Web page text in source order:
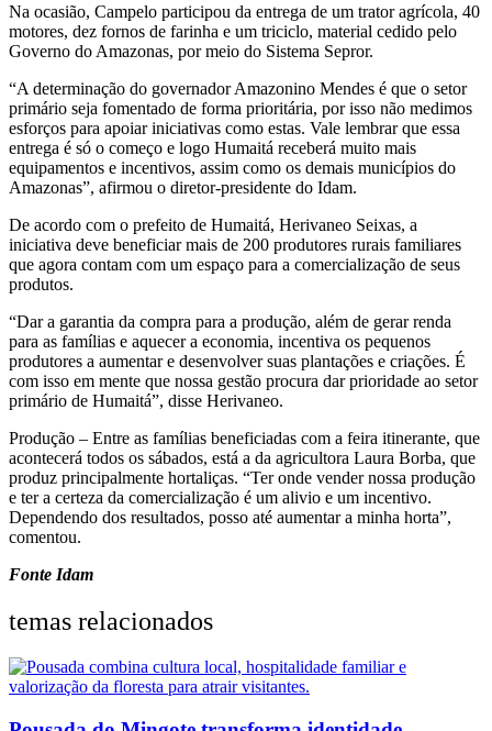
Na ocasião, Campelo participou da entrega de um trator agrícola, 40
motores, dez fornos de farinha e um triciclo, material cedido pelo
Governo do Amazonas, por meio do Sistema Sepror.
“A determinação do governador Amazonino Mendes é que o setor
primário seja fomentado de forma prioritária, por isso não medimos
esforços para apoiar iniciativas como estas. Vale lembrar que essa
entrega é só o começo e logo Humaitá receberá muito mais
equipamentos e incentivos, assim como os demais municípios do
Amazonas”, afirmou o diretor-presidente do Idam.
De acordo com o prefeito de Humaitá, Herivaneo Seixas, a
iniciativa deve beneficiar mais de 200 produtores rurais familiares
que agora contam com um espaço para a comercialização de seus
produtos.
“Dar a garantia da compra para a produção, além de gerar renda
para as famílias e aquecer a economia, incentiva os pequenos
produtores a aumentar e desenvolver suas plantações e criações. É
com isso em mente que nossa gestão procura dar prioridade ao setor
primário de Humaitá”, disse Herivaneo.
Produção – Entre as famílias beneficiadas com a feira itinerante, que
acontecerá todos os sábados, está a da agricultora Laura Borba, que
produz principalmente hortaliças. “Ter onde vender nossa produção
e ter a certeza da comercialização é um alivio e um incentivo.
Dependendo dos resultados, posso até aumentar a minha horta”,
comentou.
Fonte Idam
temas relacionados